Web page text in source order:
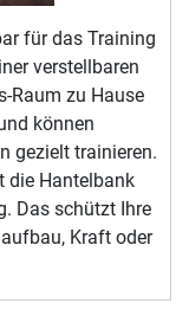
für das Training
verstellbaren
Raum zu Hause
können
gezielt trainieren.
die Hantelbank
Das schützt Ihre
Kraft oder